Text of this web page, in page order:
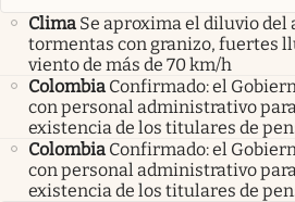
Clima Se aproxima el diluvio del
tormentas con granizo, fuertes
viento de más de 70 km/h
Colombia Confirmado: el
con personal administrativo
existencia de los titulares de
Colombia Confirmado: el
con personal administrativo
existencia de los titulares de